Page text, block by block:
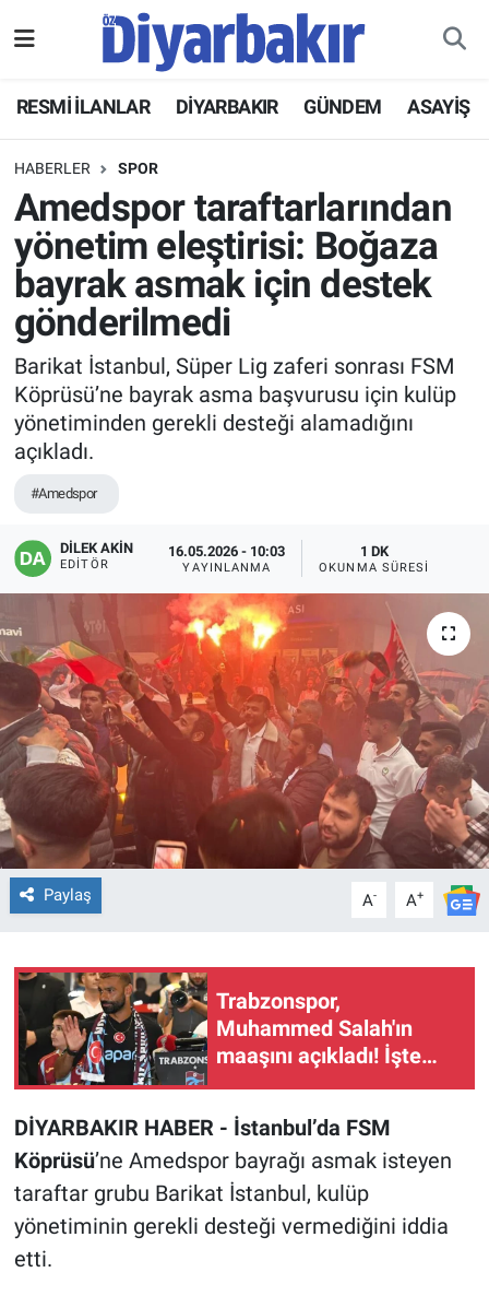
RESMİ İLANLAR DİYARBAKIR GÜNDEM ASAYİŞ
HABERLER SPOR
Amedspor taraftarlarından
yönetim eleştirisi: Boğaza
bayrak asmak için destek
gönderilmedi
Barikat İstanbul, Süper Lig zaferi sonrası FSM
Köprüsü’ne bayrak asma başvurusu için kulüp
yönetiminden gerekli desteği alamadığını
açıkladı.
#Amedspor
DİLEK AKİN
EDITÖR
16.05.2026 - 10:03
YAYINLANMA
1 DK
OKUNMA SÜRESI
Paylaş A- A+
Trabzonspor,
Muhammed Salah'ın
maaşını açıkladı! İşte
yıllık kazancı
DİYARBAKIR HABER - İstanbul’da FSM
Köprüsü’ne Amedspor bayrağı asmak isteyen
taraftar grubu Barikat İstanbul, kulüp
yönetiminin gerekli desteği vermediğini iddia
etti.
ASAYİŞ
DİYARBAKIR
EKONOMİ
GÜNDEM
BÖLGE
DÜNYA
POLİTİKA
SAĞLIK
SPOR
TEKNOLOJİ
Hava Durumu
Namaz Vakitleri
Trafik Durumu
Süper Lig Puan Durumu ve Fikstür
Tüm Manşetler
Son Dakika Haberleri